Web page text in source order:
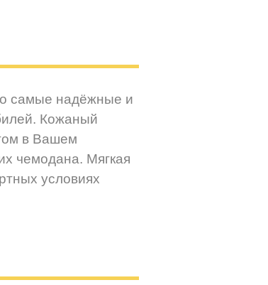
самые надёжные и
Кожаный
в Вашем
чемодана. Мягкая
условиях